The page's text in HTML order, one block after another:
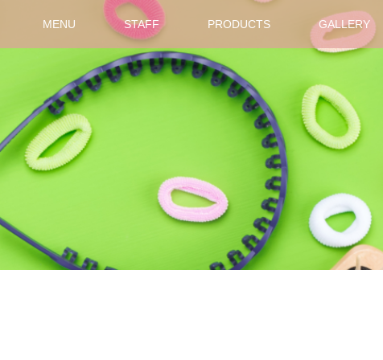
MENU STAFF PRODUCTS GALLERY